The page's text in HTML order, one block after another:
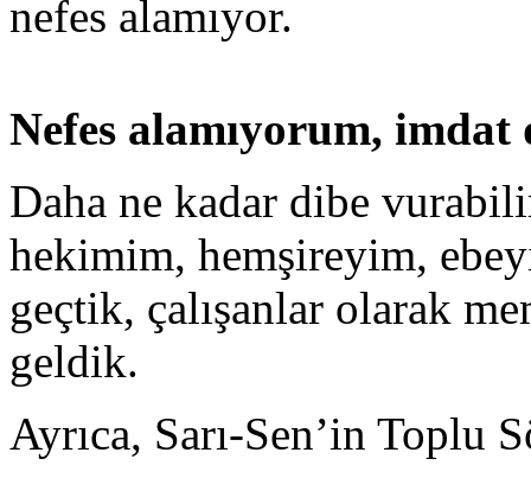
nefes alamıyor.
Nefes alamıyorum, imdat
Daha ne kadar dibe
hekimim, hemşireyim,
geçtik, çalışanlar olarak
geldik.
Ayrıca, Sarı-Sen’in Toplu